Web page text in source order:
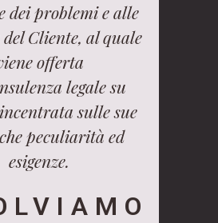
dei problemi e alle
del Cliente, al quale
offerta
legale su
sulle sue
peculiarità ed
esigenze.